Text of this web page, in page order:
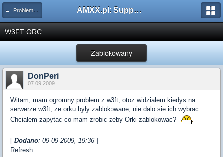
← Problemy z pluginami AMXX.pl: Support AMX Mod X i SourceMod
W3FT ORC
Zablokowany
DonPeri
07.09.2009
Witam, mam ogromny problem z w3ft, otoz widzialem kiedys na
serwerze w3ft, ze orku byly zablokowane, nie dalo sie ich wybrac.
Chcialem zapytac co mam zrobic zeby Orki zablokowac?
[ Dodano: 09-09-2009, 19:36 ]
Refresh